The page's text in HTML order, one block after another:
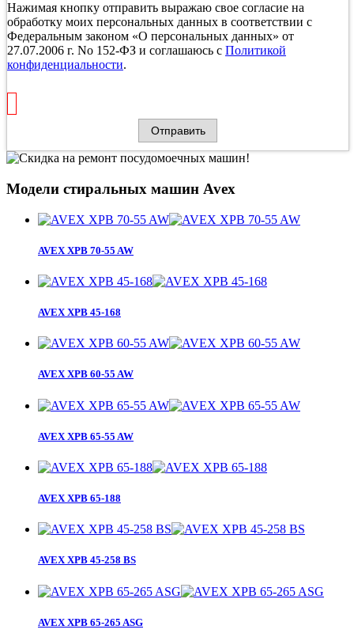
Нажимая кнопку отправить выражаю свое согласие на
обработку моих персональных данных в соответствии с
Федеральным законом «О персональных данных» от
27.07.2006 г. No 152-ФЗ и соглашаюсь с Политикой
конфиденциальности.
Модели стиральных машин Avex
AVEX XPB 70-55 AW
AVEX XPB 45-168
AVEX XPB 60-55 AW
AVEX XPB 65-55 AW
AVEX XPB 65-188
AVEX XPB 45-258 BS
AVEX XPB 65-265 ASG